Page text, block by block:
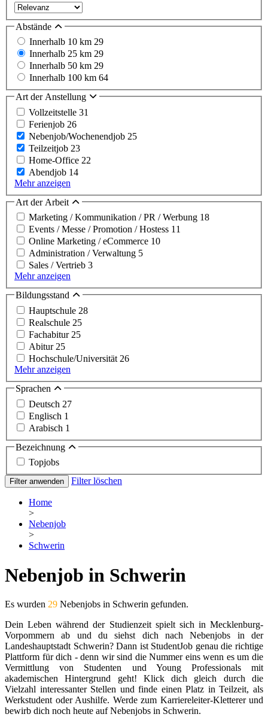
Abstände
Innerhalb 10 km 29
Innerhalb 25 km 29
Innerhalb 50 km 29
Innerhalb 100 km 64
Art der Anstellung
Vollzeitstelle 31
Ferienjob 26
Nebenjob/Wochenendjob 25
Teilzeitjob 23
Home-Office 22
Abendjob 14
Mehr anzeigen
Art der Arbeit
Marketing / Kommunikation / PR / Werbung 18
Events / Messe / Promotion / Hostess 11
Online Marketing / eCommerce 10
Administration / Verwaltung 5
Sales / Vertrieb 3
Mehr anzeigen
Bildungsstand
Hauptschule 28
Realschule 25
Fachabitur 25
Abitur 25
Hochschule/Universität 26
Mehr anzeigen
Sprachen
Deutsch 27
Englisch 1
Arabisch 1
Bezeichnung
Topjobs
Filter anwenden Filter löschen
Home
>
Nebenjob
>
Schwerin
Nebenjob in Schwerin
Es wurden 29 Nebenjobs in Schwerin gefunden.
Dein Leben während der Studienzeit spielt sich in Mecklenburg-
Vorpommern ab und du siehst dich nach Nebenjobs in der
Landeshauptstadt Schwerin? Dann ist StudentJob genau die richtige
Plattform für dich - denn wir sind die Nummer eins wenn es um die
Vermittlung von Studenten und Young Professionals mit
akademischen Hintergrund geht! Klick dich gleich durch die
Vielzahl interessanter Stellen und finde einen Platz in Teilzeit, als
Werkstudent oder Aushilfe. Werde zum Karriereleiter-Kletterer und
bewirb dich noch heute auf Nebenjobs in Schwerin.